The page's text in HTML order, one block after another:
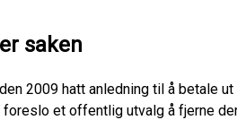
saken
2009 hatt anledning til å betale
et offentlig utvalg å fjerne